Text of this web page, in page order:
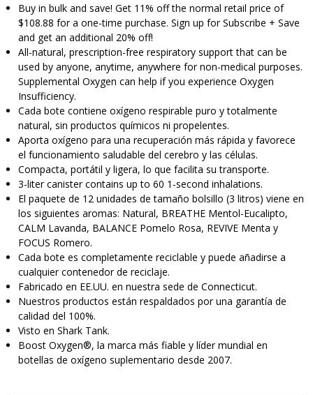
Buy in bulk and save! Get 11% off the normal retail price of
$108.88 for a one-time purchase. Sign up for Subscribe + Save
and get an additional 20% off!
All-natural, prescription-free respiratory support that can be
used by anyone, anytime, anywhere for non-medical purposes.
Supplemental Oxygen can help if you experience Oxygen
Insufficiency.
Cada bote contiene oxígeno respirable puro y totalmente
natural, sin productos químicos ni propelentes.
Aporta oxígeno para una recuperación más rápida y favorece
el funcionamiento saludable del cerebro y las células.
Compacta, portátil y ligera, lo que facilita su transporte.
3-liter canister contains up to 60 1-second inhalations.
El paquete de 12 unidades de tamaño bolsillo (3 litros) viene en
los siguientes aromas: Natural, BREATHE Mentol-Eucalipto,
CALM Lavanda, BALANCE Pomelo Rosa, REVIVE Menta y
FOCUS Romero.
Cada bote es completamente reciclable y puede añadirse a
cualquier contenedor de reciclaje.
Fabricado en EE.UU. en nuestra sede de Connecticut.
Nuestros productos están respaldados por una garantía de
calidad del 100%.
Visto en Shark Tank.
Boost Oxygen®, la marca más fiable y líder mundial en
botellas de oxígeno suplementario desde 2007.